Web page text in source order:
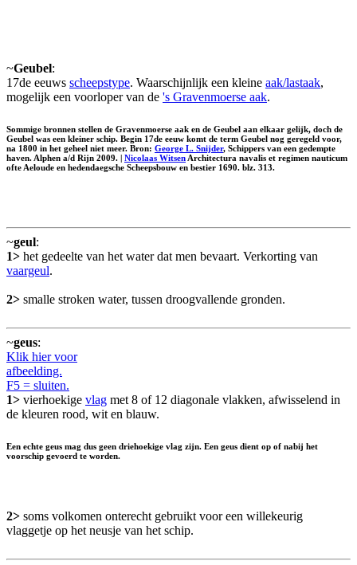
~Geubel:
17de eeuws scheepstype. Waarschijnlijk een kleine aak/lastaak,
mogelijk een voorloper van de 's Gravenmoerse aak.
Sommige bronnen stellen de Gravenmoerse aak en de Geubel aan elkaar gelijk, doch de
Geubel was een kleiner schip. Begin 17de eeuw komt de term Geubel nog geregeld voor,
na 1800 in het geheel niet meer. Bron: George L. Snijder, Schippers van een gedempte
haven. Alphen a/d Rijn 2009. | Nicolaas Witsen Architectura navalis et regimen nauticum
ofte Aeloude en hedendaegsche Scheepsbouw en bestier 1690. blz. 313.
~geul:
1> het gedeelte van het water dat men bevaart. Verkorting van
vaargeul.
2> smalle stroken water, tussen droogvallende gronden.
~geus:
Klik hier voor
afbeelding.
F5 = sluiten.
1> vierhoekige vlag met 8 of 12 diagonale vlakken, afwisselend in
de kleuren rood, wit en blauw.
Een echte geus mag dus geen driehoekige vlag zijn. Een geus dient op of nabij het
voorschip gevoerd te worden.
2> soms volkomen onterecht gebruikt voor een willekeurig
vlaggetje op het neusje van het schip.